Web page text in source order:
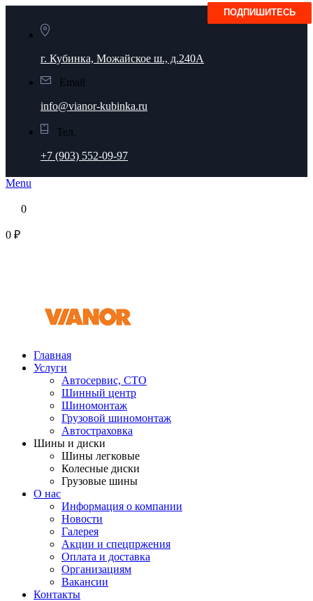
г. Кубинка, Можайское ш., д.240А
Email
info@vianor-kubinka.ru
Тел.
+7 (903) 552-09-97
Menu
0
0 ₽
Главная
Услуги
Автосервис, СТО
Шинный центр
Шиномонтаж
Грузовой шиномонтаж
Автостраховка
Шины и диски
Шины легковые
Колесные диски
Грузовые шины
О нас
Информация о компании
Новости
Галерея
Акции и спецпржения
Оплата и доставка
Организациям
Вакансии
Контакты